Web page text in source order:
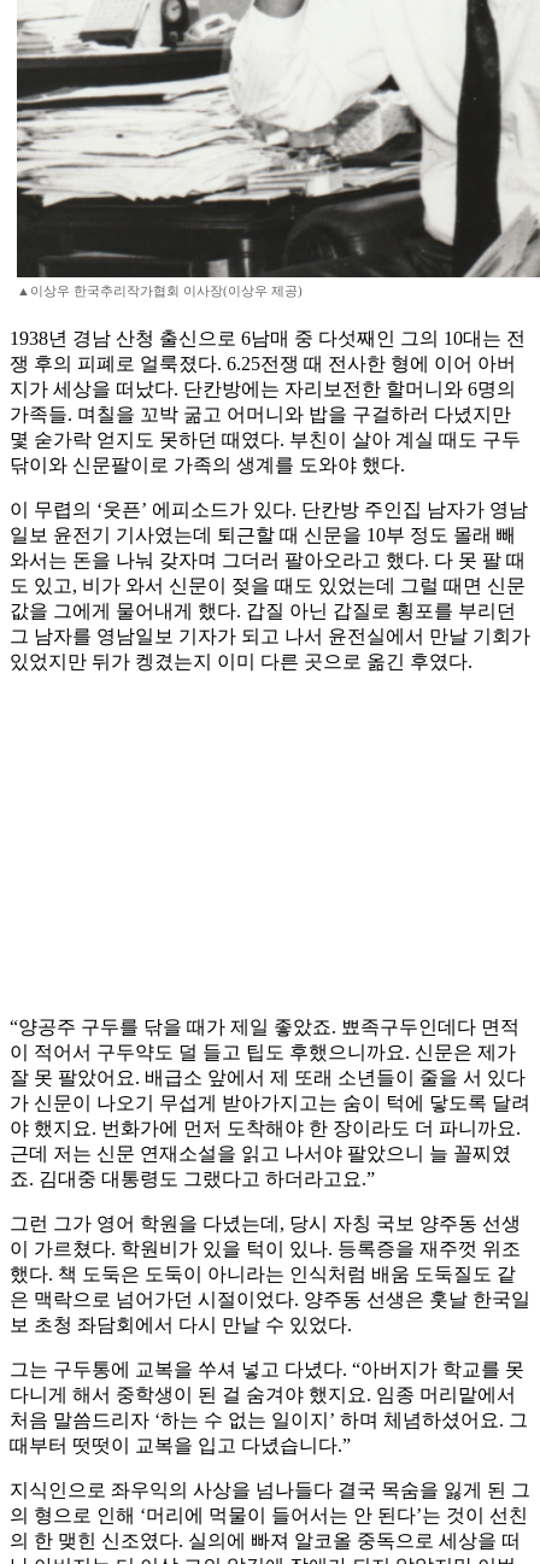
▲이상우 한국추리작가협회 이사장(이상우 제공)
1938년 경남 산청 출신으로 6남매 중 다섯째인 그의 10대는 전
쟁 후의 피폐로 얼룩졌다. 6.25전쟁 때 전사한 형에 이어 아버
지가 세상을 떠났다. 단칸방에는 자리보전한 할머니와 6명의
가족들. 며칠을 꼬박 굶고 어머니와 밥을 구걸하러 다녔지만
몇 숟가락 얻지도 못하던 때였다. 부친이 살아 계실 때도 구두
닦이와 신문팔이로 가족의 생계를 도와야 했다.
이 무렵의 ‘웃픈’ 에피소드가 있다. 단칸방 주인집 남자가 영남
일보 윤전기 기사였는데 퇴근할 때 신문을 10부 정도 몰래 빼
와서는 돈을 나눠 갖자며 그더러 팔아오라고 했다. 다 못 팔 때
도 있고, 비가 와서 신문이 젖을 때도 있었는데 그럴 때면 신문
값을 그에게 물어내게 했다. 갑질 아닌 갑질로 횡포를 부리던
그 남자를 영남일보 기자가 되고 나서 윤전실에서 만날 기회가
있었지만 뒤가 켕겼는지 이미 다른 곳으로 옮긴 후였다.
“양공주 구두를 닦을 때가 제일 좋았죠. 뾰족구두인데다 면적
이 적어서 구두약도 덜 들고 팁도 후했으니까요. 신문은 제가
잘 못 팔았어요. 배급소 앞에서 제 또래 소년들이 줄을 서 있다
가 신문이 나오기 무섭게 받아가지고는 숨이 턱에 닿도록 달려
야 했지요. 번화가에 먼저 도착해야 한 장이라도 더 파니까요.
근데 저는 신문 연재소설을 읽고 나서야 팔았으니 늘 꼴찌였
죠. 김대중 대통령도 그랬다고 하더라고요.”
그런 그가 영어 학원을 다녔는데, 당시 자칭 국보 양주동 선생
이 가르쳤다. 학원비가 있을 턱이 있나. 등록증을 재주껏 위조
했다. 책 도둑은 도둑이 아니라는 인식처럼 배움 도둑질도 같
은 맥락으로 넘어가던 시절이었다. 양주동 선생은 훗날 한국일
보 초청 좌담회에서 다시 만날 수 있었다.
그는 구두통에 교복을 쑤셔 넣고 다녔다. “아버지가 학교를 못
다니게 해서 중학생이 된 걸 숨겨야 했지요. 임종 머리맡에서
처음 말씀드리자 ‘하는 수 없는 일이지’ 하며 체념하셨어요. 그
때부터 떳떳이 교복을 입고 다녔습니다.”
지식인으로 좌우익의 사상을 넘나들다 결국 목숨을 잃게 된 그
의 형으로 인해 ‘머리에 먹물이 들어서는 안 된다’는 것이 선친
의 한 맺힌 신조였다. 실의에 빠져 알코올 중독으로 세상을 떠